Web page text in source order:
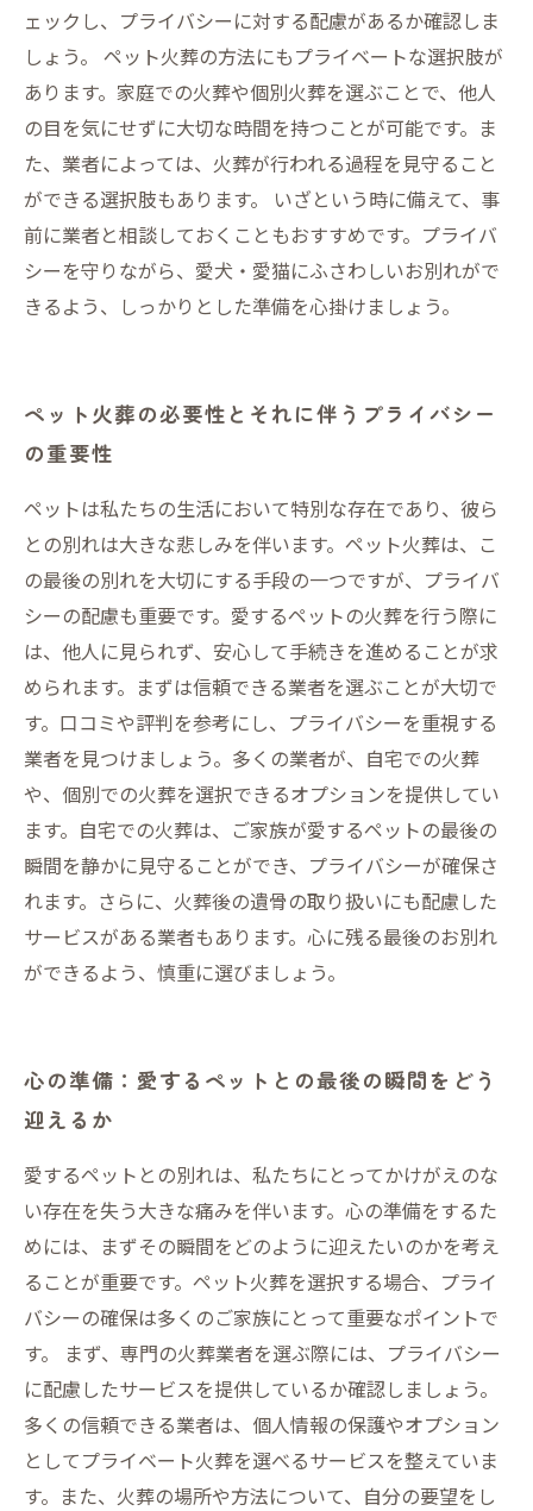
ェックし、プライバシーに対する配慮があるか確認しま
しょう。 ペット火葬の方法にもプライベートな選択肢が
あります。家庭での火葬や個別火葬を選ぶことで、他人
の目を気にせずに大切な時間を持つことが可能です。ま
た、業者によっては、火葬が行われる過程を見守ること
ができる選択肢もあります。 いざという時に備えて、事
前に業者と相談しておくこともおすすめです。プライバ
シーを守りながら、愛犬・愛猫にふさわしいお別れがで
きるよう、しっかりとした準備を心掛けましょう。
ペット火葬の必要性とそれに伴うプライバシー
の重要性
ペットは私たちの生活において特別な存在であり、彼ら
との別れは大きな悲しみを伴います。ペット火葬は、こ
の最後の別れを大切にする手段の一つですが、プライバ
シーの配慮も重要です。愛するペットの火葬を行う際に
は、他人に見られず、安心して手続きを進めることが求
められます。まずは信頼できる業者を選ぶことが大切で
す。口コミや評判を参考にし、プライバシーを重視する
業者を見つけましょう。多くの業者が、自宅での火葬
や、個別での火葬を選択できるオプションを提供してい
ます。自宅での火葬は、ご家族が愛するペットの最後の
瞬間を静かに見守ることができ、プライバシーが確保さ
れます。さらに、火葬後の遺骨の取り扱いにも配慮した
サービスがある業者もあります。心に残る最後のお別れ
ができるよう、慎重に選びましょう。
心の準備：愛するペットとの最後の瞬間をどう
迎えるか
愛するペットとの別れは、私たちにとってかけがえのな
い存在を失う大きな痛みを伴います。心の準備をするた
めには、まずその瞬間をどのように迎えたいのかを考え
ることが重要です。ペット火葬を選択する場合、プライ
バシーの確保は多くのご家族にとって重要なポイントで
す。 まず、専門の火葬業者を選ぶ際には、プライバシー
に配慮したサービスを提供しているか確認しましょう。
多くの信頼できる業者は、個人情報の保護やオプション
としてプライベート火葬を選べるサービスを整えていま
す。また、火葬の場所や方法について、自分の要望をし